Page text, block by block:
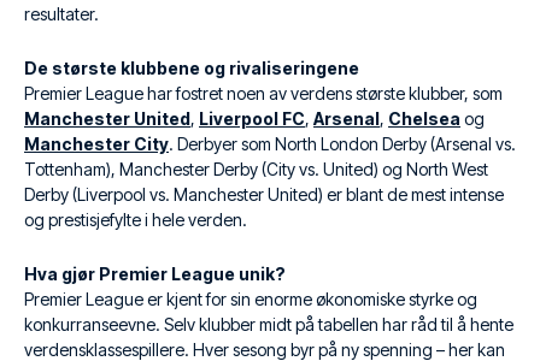
resultater.
De største klubbene og rivaliseringene
Premier League har fostret noen av verdens største klubber, som
Manchester United, Liverpool FC, Arsenal, Chelsea og
Manchester City. Derbyer som North London Derby (Arsenal vs.
Tottenham), Manchester Derby (City vs. United) og North West
Derby (Liverpool vs. Manchester United) er blant de mest intense
og prestisjefylte i hele verden.
Hva gjør Premier League unik?
Premier League er kjent for sin enorme økonomiske styrke og
konkurranseevne. Selv klubber midt på tabellen har råd til å hente
verdensklassespillere. Hver sesong byr på ny spenning – her kan